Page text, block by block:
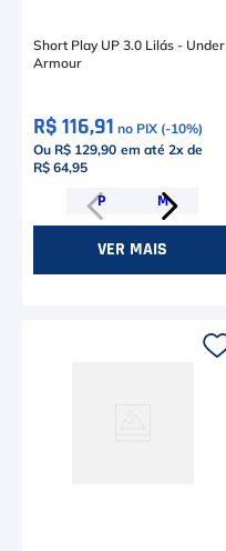
Short Play UP 3.0 Lilás - Under
Armour
R$ 116,91 no PIX (-10%)
Ou R$ 129,90 em até 2x de
R$ 64,95
P M
VER MAIS